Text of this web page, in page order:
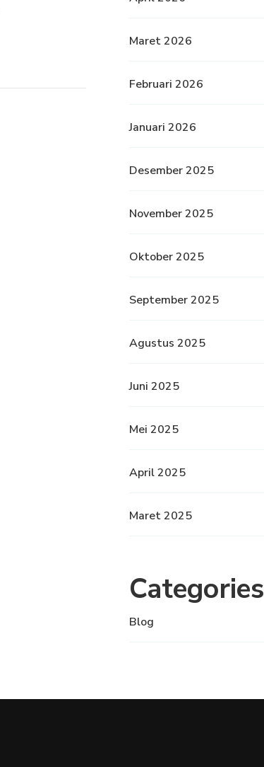
Maret 2026
Februari 2026
Januari 2026
Desember 2025
November 2025
Oktober 2025
September 2025
Agustus 2025
Juni 2025
Mei 2025
April 2025
Maret 2025
Categories
Blog